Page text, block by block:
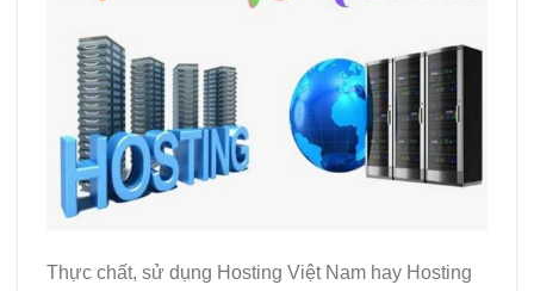
Thực chất, sử dụng Hosting Việt Nam hay Hosting